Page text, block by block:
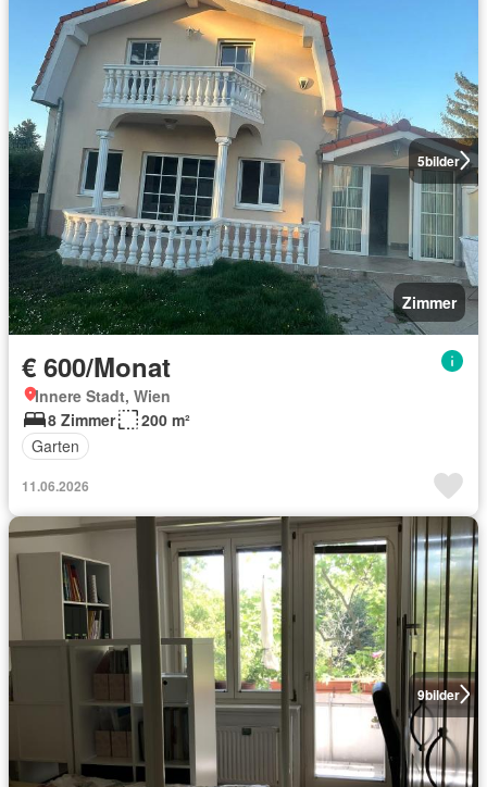
5bilder
Zimmer
€ 600/Monat
Innere Stadt, Wien
8 Zimmer
200 m²
Garten
11.06.2026
9bilder